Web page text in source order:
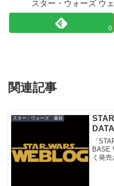
スター・ウォーズ ウ
0
関連記事
スター・ウォーズ 書籍
「
BASE
く発